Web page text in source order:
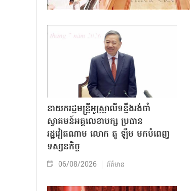
នាយករដ្ឋមន្ត្រីអូស្ត្រាលីទន្ទឹងរង់ចាំ
ស្វាគមន៍អគ្គលេខាបក្ស ប្រធាន
រដ្ឋវៀតណាម លោក តូ ឡឹម មកបំពេញ
ទស្សនកិច្ច
06/08/2026 ព័ត៌មាន